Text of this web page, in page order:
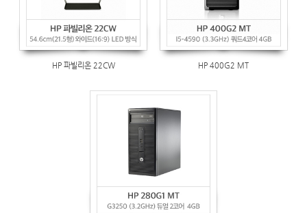
HP 파빌리온 22CW HP 400G2 MT